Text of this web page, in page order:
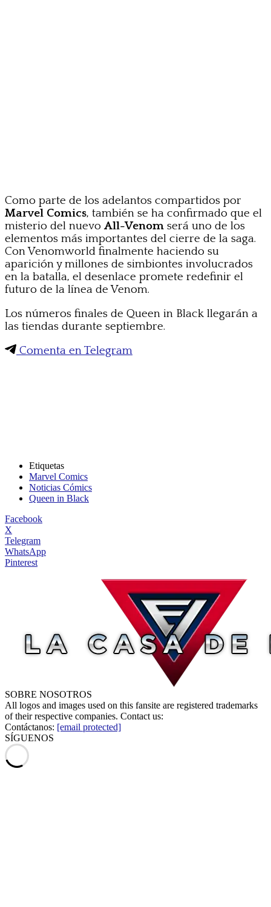
Como parte de los adelantos compartidos por
Marvel Comics, también se ha confirmado que el
misterio del nuevo All-Venom será uno de los
elementos más importantes del cierre de la saga.
Con Venomworld finalmente haciendo su
aparición y millones de simbiontes involucrados
en la batalla, el desenlace promete redefinir el
futuro de la línea de Venom.
Los números finales de Queen in Black llegarán a
las tiendas durante septiembre.
Comenta en Telegram
Etiquetas
Marvel Comics
Noticias Cómics
Queen in Black
Facebook
X
Telegram
WhatsApp
Pinterest
SOBRE NOSOTROS
All logos and images used on this fansite are registered trademarks
of their respective companies. Contact us:
Contáctanos: [email protected]
SÍGUENOS